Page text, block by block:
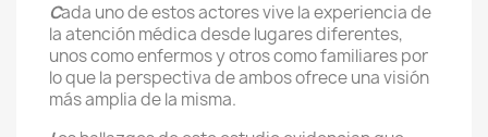
Cada uno de estos actores vive la experiencia de
la atención médica desde lugares diferentes,
unos como enfermos y otros como familiares por
lo que la perspectiva de ambos ofrece una visión
más amplia de la misma.